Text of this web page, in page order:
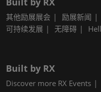
其他励展展会 励展新闻
可持续发展
无障碍
Built by RX
Discover more RX Events